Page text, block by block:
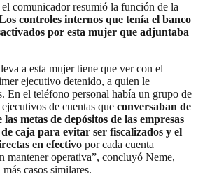
comunicador resumió la función de la
controles internos que tenía el banco
por esta mujer que adjuntaba
a esta mujer tiene que ver con el
ejecutivo detenido, a quien le
En el teléfono personal había un grupo de
de cuentas que conversaban de
metas de depósitos de las empresas
caja para evitar ser fiscalizados y el
en efectivo por cada cuenta
mantener operativa”, concluyó Neme,
casos similares.